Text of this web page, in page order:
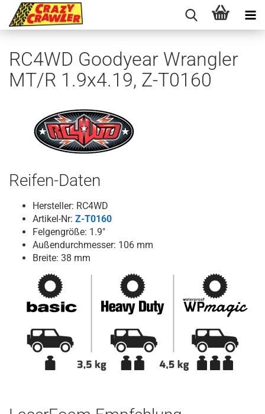
RC4WD Goodyear Wrangler
MT/R 1.9x4.19, Z-T0160
Reifen-Daten
Hersteller: RC4WD
Artikel-Nr: Z-T0160
Felgengröße: 1.9"
Außendurchmesser: 106 mm
Breite: 38 mm